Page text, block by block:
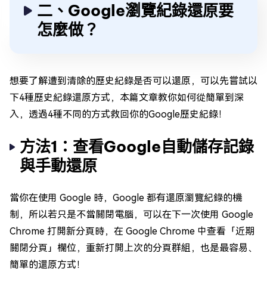
二、Google瀏覽紀錄還原要
怎麼做？
想要了解遭到清除的歷史紀錄是否可以還原，可以先嘗試以
下4種歷史紀錄還原方式，本篇文章教你如何從簡單到深
入，透過4種不同的方式救回你的Google歷史紀錄！
方法1：查看Google自動儲存記錄
與手動還原
當你在使用 Google 時，Google 都有還原瀏覽紀錄的機
制，所以若只是不當關閉電腦，可以在下一次使用 Google
Chrome 打開新分頁時，在 Google Chrome 中查看「近期
關閉分頁」欄位，重新打開上次的分頁群組，也是最容易、
簡單的還原方式！